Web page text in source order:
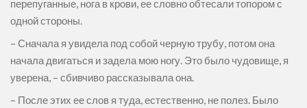
перепуганные, нога в крови, ее словно обтесали топором с
одной стороны.
– Сначала я увидела под собой черную трубу, потом она
начала двигаться и задела мою ногу. Это было чудовище, я
уверена, – сбивчиво рассказывала она.
– После этих ее слов я туда, естественно, не полез. Было